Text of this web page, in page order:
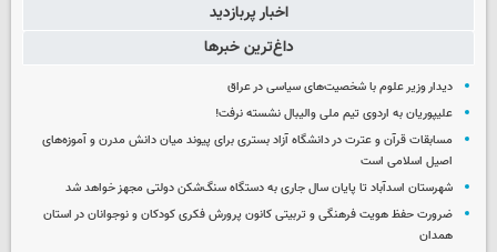
اخبار پربازدید
داغ‌ترین خبرها
دیدار وزیر علوم با شخصیت‌های سیاسی در عراق
علیپوریان به اردوی تیم ملی والیبال نشسته نرفت!
مسابقات قرآن و عترت در دانشگاه آزاد بستری برای پیوند میان دانش مدرن و آموزه‌های
اصیل اسلامی است
شهرستان اسدآباد تا پایان سال جاری به دستگاه سنگ‌شکن دولتی مجهز خواهد شد
ضرورت حفظ هویت فرهنگی و تربیتی کانون پرورش فکری کودکان و نوجوانان در استان
همدان